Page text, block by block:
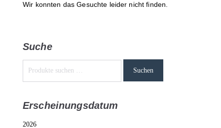
Wir konnten das Gesuchte leider nicht finden.
Suche
Suchen
Erscheinungsdatum
2026